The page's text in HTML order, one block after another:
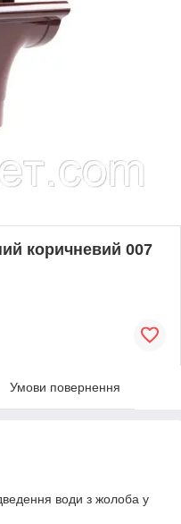
коричневий 007
Умови повернення
води з жолоба у